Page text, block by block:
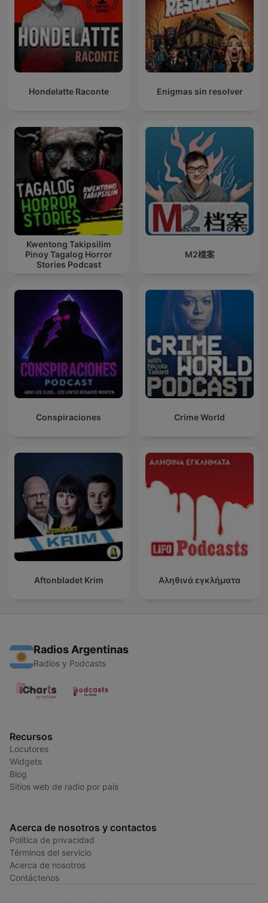
Hondelatte Raconte Enigmas sin resolver
Kwentong Takipsilim
Pinoy Tagalog Horror
Stories Podcast
M2檔案
Conspiraciones Crime World
Aftonbladet Krim Αληθινά εγκλήματα
Radios Argentinas
Radios y Podcasts
Recursos
Locutores
Widgets
Blog
Sitios web de radio por país
Acerca de nosotros y contactos
Política de privacidad
Términos del servicio
Acerca de nosotros
Contáctenos